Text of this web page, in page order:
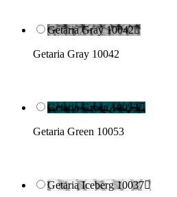
Getaria Gray 10042
Getaria Gray 10042
Getaria Green 10053
Getaria Green 10053
Getaria Iceberg 10037